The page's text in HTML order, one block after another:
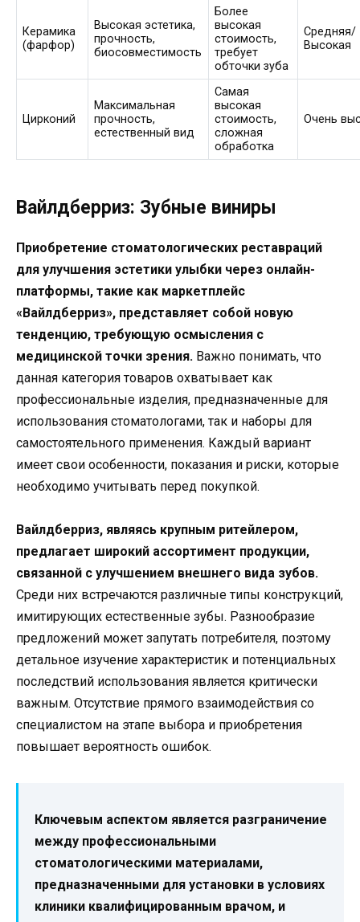
Керамика
(фарфор)
Высокая эстетика,
прочность,
биосовместимость
Более
высокая
стоимость,
требует
обточки зуба
Средняя/
Высокая
Цирконий
Максимальная
прочность,
естественный вид
Самая
высокая
стоимость,
сложная
обработка
Очень
Вайлдберриз: Зубные виниры
Приобретение стоматологических реставраций
для улучшения эстетики улыбки через онлайн-
платформы, такие как маркетплейс
«Вайлдберриз», представляет собой новую
тенденцию, требующую осмысления с
медицинской точки зрения. Важно понимать, что
данная категория товаров охватывает как
профессиональные изделия, предназначенные для
использования стоматологами, так и наборы для
самостоятельного применения. Каждый вариант
имеет свои особенности, показания и риски, которые
необходимо учитывать перед покупкой.
Вайлдберриз, являясь крупным ритейлером,
предлагает широкий ассортимент продукции,
связанной с улучшением внешнего вида зубов.
Среди них встречаются различные типы конструкций,
имитирующих естественные зубы. Разнообразие
предложений может запутать потребителя, поэтому
детальное изучение характеристик и потенциальных
последствий использования является критически
важным. Отсутствие прямого взаимодействия со
специалистом на этапе выбора и приобретения
повышает вероятность ошибок.
Ключевым аспектом является разграничение
между профессиональными
стоматологическими материалами,
предназначенными для установки в условиях
клиники квалифицированным врачом, и